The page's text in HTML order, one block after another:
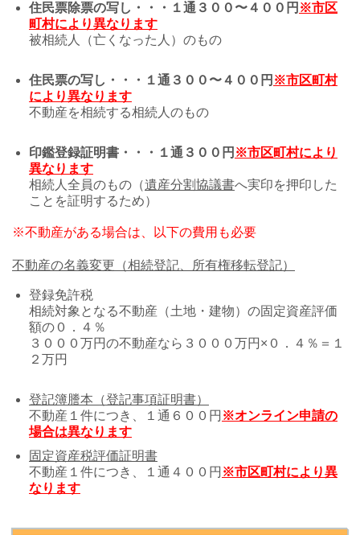
住民票除票の写し・・・１通３００〜４００円 ※市区
町村により異なります
被相続人（亡くなった人）のもの
住民票の写し・・・１通３００〜４００円 ※市区町村
により異なります
不動産を相続する相続人のもの
印鑑登録証明書・・・１通３００円 ※市区町村により
異なります
相続人全員のもの（遺産分割協議書へ実印を押印した
ことを証明するため）
※不動産がある場合は、以下の費用も必要
不動産の名義変更（相続登記、所有権移転登記）
登録免許税
相続対象となる不動産（土地・建物）の固定資産評価
額の０．４％
３０００万円の不動産なら３０００万円×０．４％＝１
２万円
登記簿謄本（登記事項証明書）
不動産１件につき、１通６００円 ※オンライン申請の
場合は異なります
固定資産税評価証明書
不動産１件につき、１通４００円 ※市区町村により異
なります